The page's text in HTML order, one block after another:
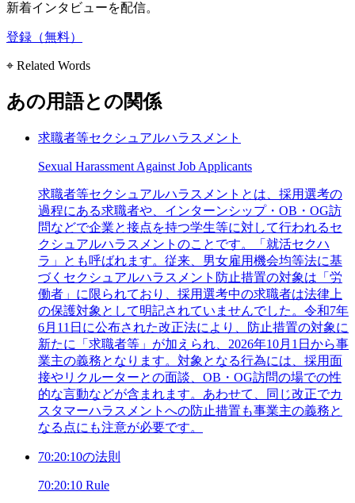
新着インタビューを配信。
登録（無料）
⌖ Related Words
あの用語との関係
求職者等セクシュアルハラスメント
Sexual Harassment Against Job Applicants
求職者等セクシュアルハラスメントとは、採用選考の
過程にある求職者や、インターンシップ・OB・OG訪
問などで企業と接点を持つ学生等に対して行われるセ
クシュアルハラスメントのことです。「就活セクハ
ラ」とも呼ばれます。従来、男女雇用機会均等法に基
づくセクシュアルハラスメント防止措置の対象は「労
働者」に限られており、採用選考中の求職者は法律上
の保護対象として明記されていませんでした。令和7年
6月11日に公布された改正法により、防止措置の対象に
新たに「求職者等」が加えられ、2026年10月1日から事
業主の義務となります。対象となる行為には、採用面
接やリクルーターとの面談、OB・OG訪問の場での性
的な言動などが含まれます。あわせて、同じ改正でカ
スタマーハラスメントへの防止措置も事業主の義務と
なる点にも注意が必要です。
70:20:10の法則
70:20:10 Rule